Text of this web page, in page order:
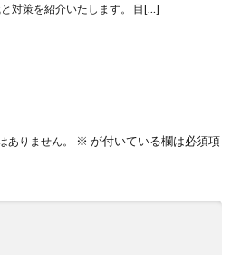
対策を紹介いたします。 目[…]
ありません。 ※ が付いている欄は必須項